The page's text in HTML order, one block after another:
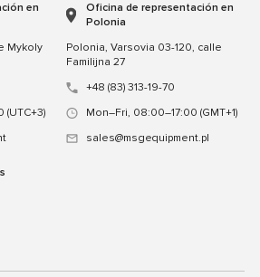
en
Mykoly
Oficina de representación en
Polonia
Polonia, Varsovia 03-120, calle
Familijna 27
+48 (83) 313-19-70
Mon–Fri, 08:00–17:00 (GMT+1)
sales@msgequipment.pl